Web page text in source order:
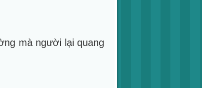
mà người lại quang